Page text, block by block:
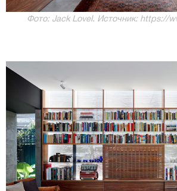
Фото: Jack Lovel. Источник: https://